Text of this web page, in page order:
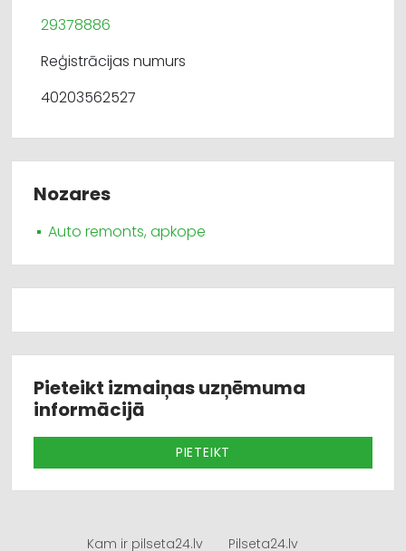
29378886
Reģistrācijas numurs
40203562527
Nozares
Auto remonts, apkope
Pieteikt izmaiņas uzņēmuma
informācijā
PIETEIKT
Kam ir pilseta24.lv Pilseta24.lv